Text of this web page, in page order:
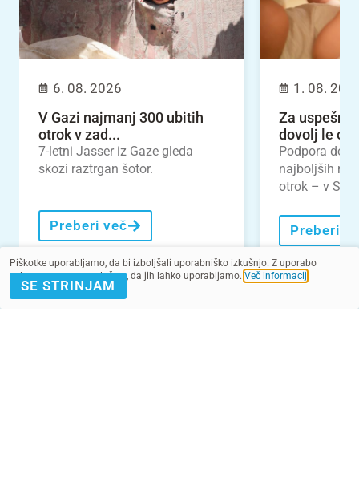
6. 08. 2026
V Gazi najmanj 300 ubitih
otrok v zad...
7-letni Jasser iz Gaze gleda
skozi raztrgan šotor.
Preberi več
1. 08.
Za uspešno
dovolj le
Podpora
najboljših
otrok – v
Preberi
Piškotke uporabljamo, da bi izboljšali uporabniško izkušnjo. Z uporabo
spletnega mesta soglašate, da jih lahko uporabljamo. Več informacij
SE STRINJAM